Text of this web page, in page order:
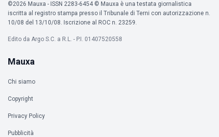
©2026 Mauxa - ISSN 2283-6454 © Mauxa è una testata giornalistica
iscritta al registro stampa presso il Tribunale di Terni con autorizzazione n.
10/08 del 13/10/08. Iscrizione al ROC n. 23259.
Edito da Argo S.C. a R.L. - P.I. 01407520558
Mauxa
Chi siamo
Copyright
Privacy Policy
Pubblicità